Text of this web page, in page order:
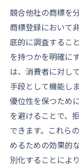
競合他社の商標を
商標登録において
底的に調査するこ
を持つかを明確に
は、消費者に対し
手段として機能し
優位性を保つため
を避けることで、
できます。これら
めるための効果的
別化することによ